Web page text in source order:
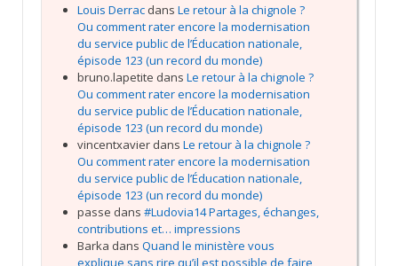
Louis Derrac dans Le retour à la chignole ?
Ou comment rater encore la modernisation
du service public de l’Éducation nationale,
épisode 123 (un record du monde)
bruno.lapetite dans Le retour à la chignole ?
Ou comment rater encore la modernisation
du service public de l’Éducation nationale,
épisode 123 (un record du monde)
vincentxavier dans Le retour à la chignole ?
Ou comment rater encore la modernisation
du service public de l’Éducation nationale,
épisode 123 (un record du monde)
passe dans #Ludovia14 Partages, échanges,
contributions et… impressions
Barka dans Quand le ministère vous
explique sans rire qu’il est possible de faire